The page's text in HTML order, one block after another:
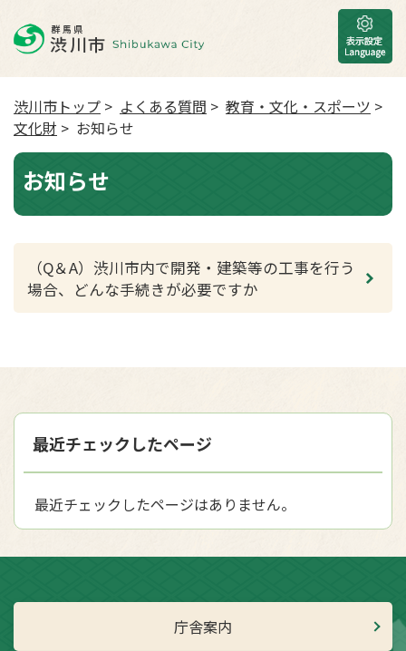
渋川市トップ > よくある質問 > 教育・文化・スポーツ >
文化財 > お知らせ
お知らせ
（Q＆A）渋川市内で開発・建築等の工事を行う
場合、どんな手続きが必要ですか
最近チェックしたページ
最近チェックしたページはありません。
庁舎案内